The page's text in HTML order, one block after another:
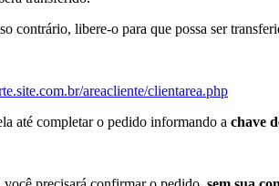
contrário, libere-o para que possa ser
areacliente/clientarea.php
até completar o pedido informando a chave